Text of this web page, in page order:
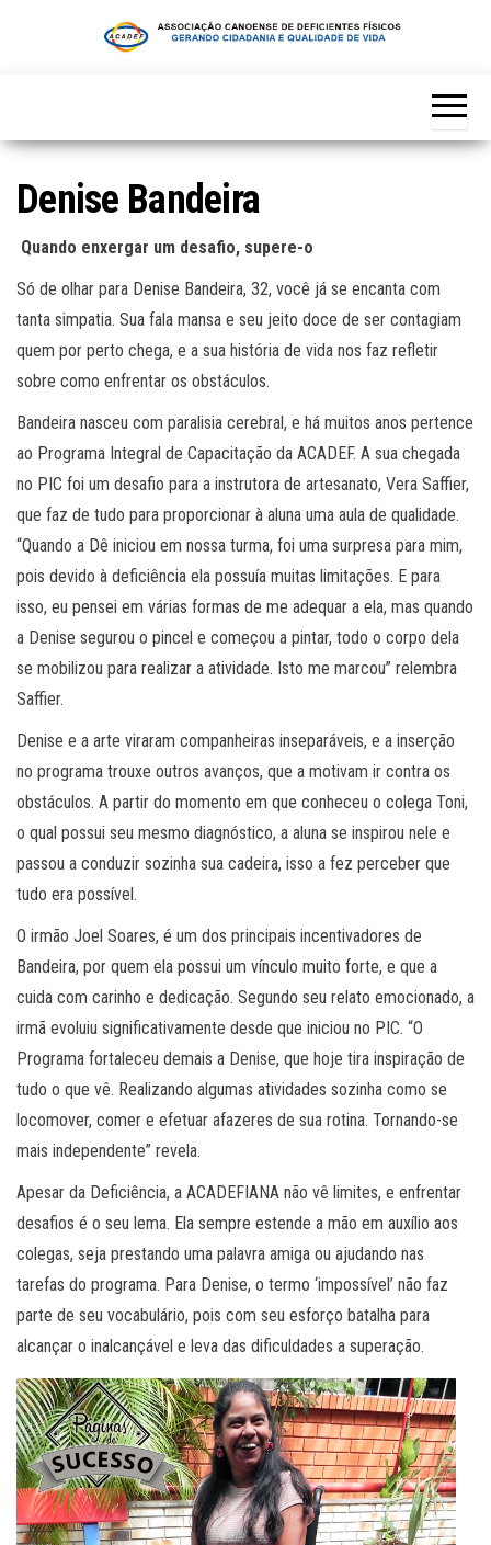
Denise Bandeira
Quando enxergar um desafio, supere-o
Só de olhar para Denise Bandeira, 32, você já se encanta com
tanta simpatia. Sua fala mansa e seu jeito doce de ser contagiam
quem por perto chega, e a sua história de vida nos faz refletir
sobre como enfrentar os obstáculos.
Bandeira nasceu com paralisia cerebral, e há muitos anos pertence
ao Programa Integral de Capacitação da ACADEF. A sua chegada
no PIC foi um desafio para a instrutora de artesanato, Vera Saffier,
que faz de tudo para proporcionar à aluna uma aula de qualidade.
“Quando a Dê iniciou em nossa turma, foi uma surpresa para mim,
pois devido à deficiência ela possuía muitas limitações. E para
isso, eu pensei em várias formas de me adequar a ela, mas quando
a Denise segurou o pincel e começou a pintar, todo o corpo dela
se mobilizou para realizar a atividade. Isto me marcou” relembra
Saffier.
Denise e a arte viraram companheiras inseparáveis, e a inserção
no programa trouxe outros avanços, que a motivam ir contra os
obstáculos. A partir do momento em que conheceu o colega Toni,
o qual possui seu mesmo diagnóstico, a aluna se inspirou nele e
passou a conduzir sozinha sua cadeira, isso a fez perceber que
tudo era possível.
O irmão Joel Soares, é um dos principais incentivadores de
Bandeira, por quem ela possui um vínculo muito forte, e que a
cuida com carinho e dedicação. Segundo seu relato emocionado, a
irmã evoluiu significativamente desde que iniciou no PIC. “O
Programa fortaleceu demais a Denise, que hoje tira inspiração de
tudo o que vê. Realizando algumas atividades sozinha como se
locomover, comer e efetuar afazeres de sua rotina. Tornando-se
mais independente” revela.
Apesar da Deficiência, a ACADEFIANA não vê limites, e enfrentar
desafios é o seu lema. Ela sempre estende a mão em auxílio aos
colegas, seja prestando uma palavra amiga ou ajudando nas
tarefas do programa. Para Denise, o termo ‘impossível’ não faz
parte de seu vocabulário, pois com seu esforço batalha para
alcançar o inalcançável e leva das dificuldades a superação.